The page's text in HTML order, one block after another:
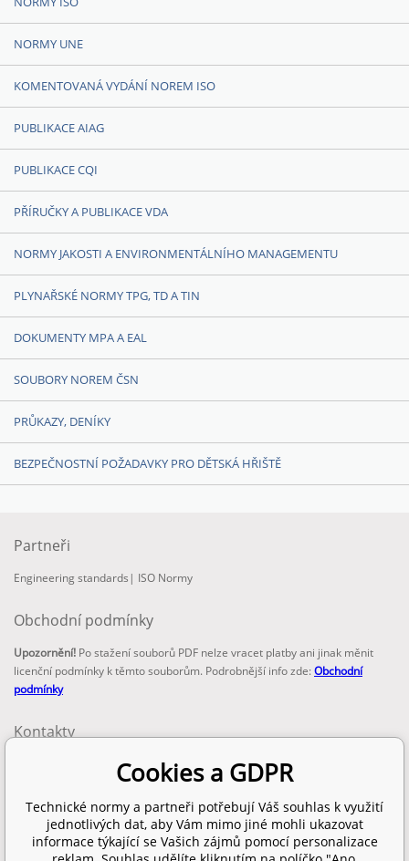
NORMY UNE
KOMENTOVANÁ VYDÁNÍ NOREM ISO
PUBLIKACE AIAG
PUBLIKACE CQI
PŘÍRUČKY A PUBLIKACE VDA
NORMY JAKOSTI A ENVIRONMENTÁLNÍHO MANAGEMENTU
PLYNAŘSKÉ NORMY TPG, TD A TIN
DOKUMENTY MPA A EAL
SOUBORY NOREM ČSN
PRŮKAZY, DENÍKY
BEZPEČNOSTNÍ POŽADAVKY PRO DĚTSKÁ HŘIŠTĚ
Partneři
Engineering standards | ISO Normy
Obchodní podmínky
Upozornění! Po stažení souborů PDF nelze vracet platby ani jinak měnit
licenční podmínky k těmto souborům. Podrobnější info zde:Obchodní
podmínky
Kontakty
info@technickenormy.cz
obchod@technickenormy.cz
Telefon:
+420 377 387 684
Cookies a GDPR
Technické normy a partneři potřebují Váš souhlas k využití
jednotlivých dat, aby Vám mimo jiné mohli ukazovat
informace týkající se Vašich zájmů pomocí personalizace